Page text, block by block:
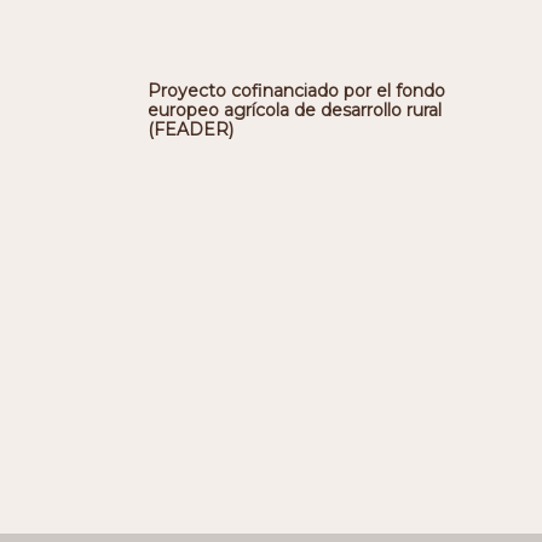
Proyecto cofinanciado por el fondo
europeo agrícola de desarrollo rural
(FEADER)